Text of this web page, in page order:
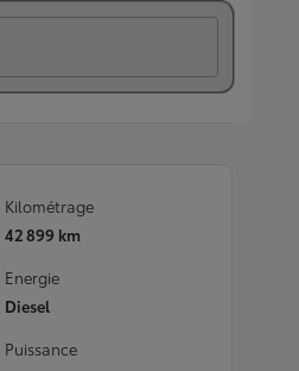
Kilométrage
42 899 km
Energie
Diesel
Puissance